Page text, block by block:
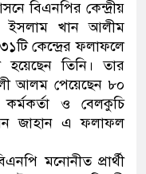
বিএনপির কেন্দ্রীয়
ইসলাম খান আলীম
কেন্দ্রের ফলাফলে
তিনি। তার
আলম পেয়েছেন ৮০
কর্মকর্তা ও বেলকুচি
জাহান এ ফলাফল
মনোনীত প্রার্থী